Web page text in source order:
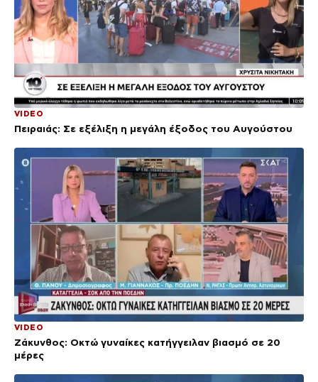
VIDEO
Πειραιάς: Σε εξέλιξη η μεγάλη έξοδος του Αυγούστου
VIDEO
Ζάκυνθος: Οκτώ γυναίκες κατήγγειλαν βιασμό σε 20
μέρες